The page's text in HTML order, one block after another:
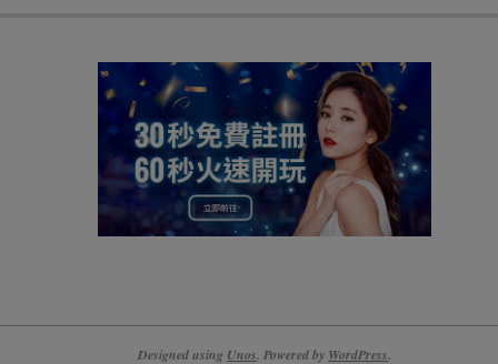
Designed using Unos. Powered by WordPress.